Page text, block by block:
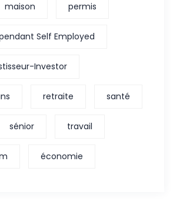
maison permis
Self Employed
Investor
retraite santé
sénior travail
économie